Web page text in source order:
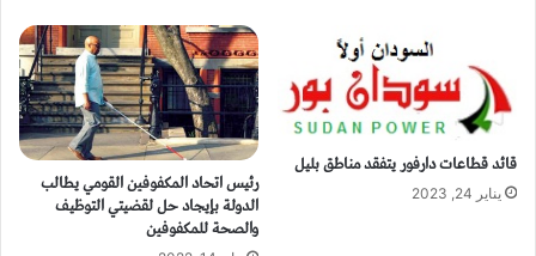
قائد قطاعات دارفور يتفقد مناطق بليل
يناير 24, 2023 رئيس اتحاد المكفوفين القومي يطالب
الدولة بإيجاد حل لقضيتي التوظيف
والصحة للمكفوفين